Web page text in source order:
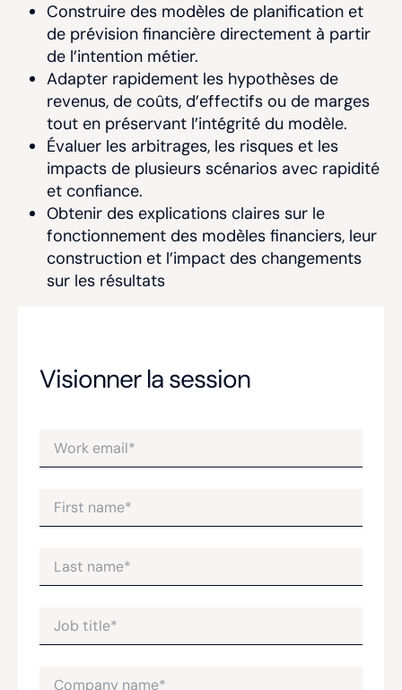
Construire des modèles de planification et
de prévision financière directement à partir
de l’intention métier.
Adapter rapidement les hypothèses de
revenus, de coûts, d’effectifs ou de marges
tout en préservant l’intégrité du modèle.
Évaluer les arbitrages, les risques et les
impacts de plusieurs scénarios avec rapidité
et confiance.
Obtenir des explications claires sur le
fonctionnement des modèles financiers, leur
construction et l’impact des changements
sur les résultats
Visionner la session